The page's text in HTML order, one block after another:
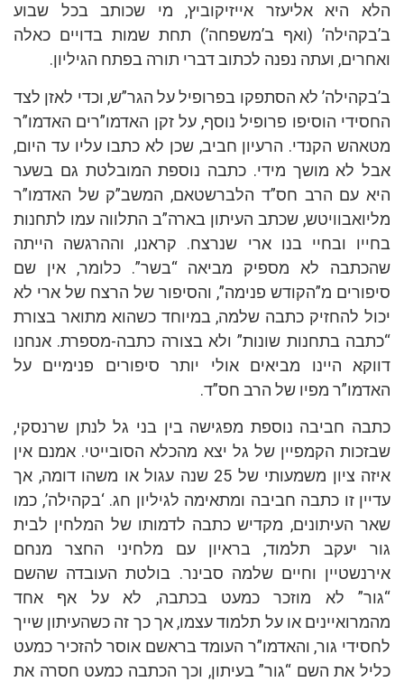
הלא היא אליעזר אייזיקוביץ, מי שכותב בכל שבוע
ב’בקהילה’ (ואף ב’משפחה’) תחת שמות בדויים כאלה
ואחרים, ועתה נפנה לכתוב דברי תורה בפתח הגיליון.
ב’בקהילה’ לא הסתפקו בפרופיל על הגר”ש, וכדי לאזן לצד
החסידי הוסיפו פרופיל נוסף, על זקן האדמו”רים האדמו”ר
מטאהש הקנדי. הרעיון חביב, שכן לא כתבו עליו עד היום,
אבל לא מושך מידי. כתבה נוספת המובלטת גם בשער
היא עם הרב חס”ד הלברשטאם, המשב”ק של האדמו”ר
מליואבוויטש, שכתב העיתון בארה”ב התלווה עמו לתחנות
בחייו ובחיי בנו ארי שנרצח. קראנו, וההרגשה הייתה
שהכתבה לא מספיק מביאה “בשר”. כלומר, אין שם
סיפורים מ”הקודש פנימה”, והסיפור של הרצח של ארי לא
יכול להחזיק כתבה שלמה, במיוחד כשהוא מתואר בצורת
“כתבה בתחנות שונות” ולא בצורה כתבה-מספרת. אנחנו
דווקא היינו מביאים אולי יותר סיפורים פנימיים על
האדמו”ר מפיו של הרב חס”ד.
כתבה חביבה נוספת מפגישה בין בני גל לנתן שרנסקי,
שבזכות הקמפיין של גל יצא מהכלא הסובייטי. אמנם אין
איזה ציון משמעותי של 25 שנה עגול או משהו דומה, אך
עדיין זו כתבה חביבה ומתאימה לגיליון חג. ‘בקהילה’, כמו
שאר העיתונים, מקדיש כתבה לדמותו של המלחין לבית
גור יעקב תלמוד, בראיון עם מלחיני החצר מנחם
אירנשטיין וחיים שלמה סבינר. בולטת העובדה שהשם
“גור” לא מוזכר כמעט בכתבה, לא על אף אחד
מהמרואיינים או על תלמוד עצמו, אך כך זה כשהעיתון שייך
לחסידי גור, והאדמו”ר העומד בראשם אוסר להזכיר כמעט
כליל את השם “גור” בעיתון, וכך הכתבה כמעט חסרה את